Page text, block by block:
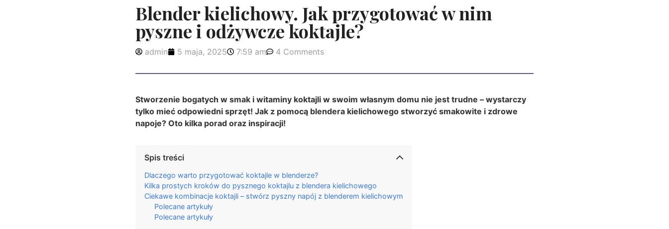
Blender kielichowy. Jak przygotować w nim
pyszne i odżywcze koktajle?
admin 5 maja, 2025 7:59 am 4 Comments
Stworzenie bogatych w smak i witaminy koktajli w swoim własnym domu nie jest trudne – wystarczy
tylko mieć odpowiedni sprzęt! Jak z pomocą blendera kielichowego stworzyć smakowite i zdrowe
napoje? Oto kilka porad oraz inspiracji!
Spis treści
Dlaczego warto przygotować koktajle w blenderze?
Kilka prostych kroków do pysznego koktajlu z blendera kielichowego
Ciekawe kombinacje koktajli – stwórz pyszny napój z blenderem kielichowym
Polecane artykuły
Polecane artykuły